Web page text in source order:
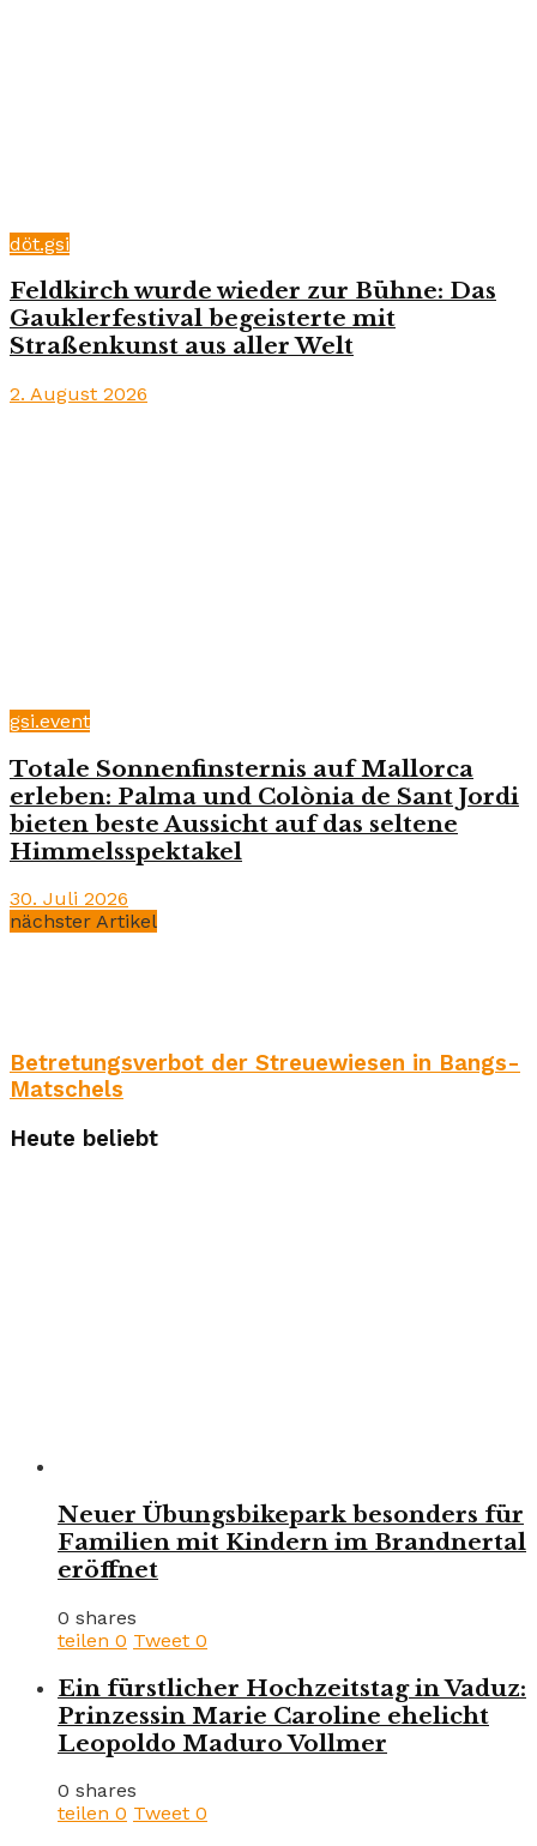
döt.gsi
Feldkirch wurde wieder zur Bühne: Das
Gauklerfestival begeisterte mit
Straßenkunst aus aller Welt
2. August 2026
gsi.event
Totale Sonnenfinsternis auf Mallorca
erleben: Palma und Colònia de Sant Jordi
bieten beste Aussicht auf das seltene
Himmelsspektakel
30. Juli 2026
nächster Artikel
Betretungsverbot der Streuewiesen in Bangs-
Matschels
Heute beliebt
Neuer Übungsbikepark besonders für
Familien mit Kindern im Brandnertal
eröffnet
0 shares
teilen 0 Tweet 0
Ein fürstlicher Hochzeitstag in Vaduz:
Prinzessin Marie Caroline ehelicht
Leopoldo Maduro Vollmer
0 shares
teilen 0 Tweet 0